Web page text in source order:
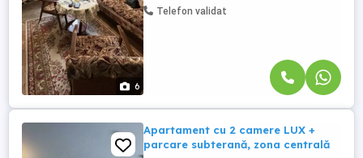
6
Telefon validat
Apartament cu 2 camere LUX +
parcare subterană, zona centrală